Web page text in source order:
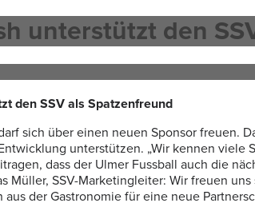
unterstützt den
sich über einen neuen Sponsor freuen.
unterstützen. „Wir kennen
dass der Ulmer Fussball auch die
Müller, SSV-Marketingleiter: Wir freuen
der Gastronomie für eine neue